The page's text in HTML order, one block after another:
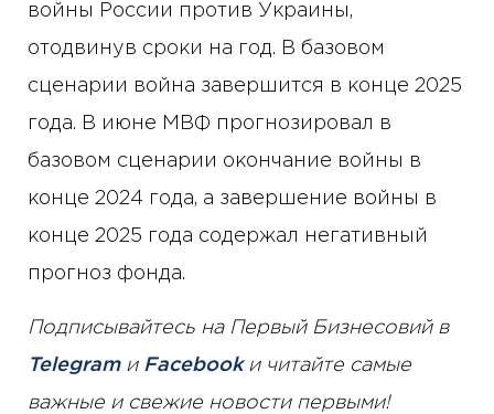
войны России против Украины,
отодвинув сроки на год. В базовом
сценарии война завершится в конце 2025
года. В июне МВФ прогнозировал в
базовом сценарии окончание войны в
конце 2024 года, а завершение войны в
конце 2025 года содержал негативный
прогноз фонда.
Подписывайтесь на Первый Бизнесовий в
Telegramи Facebookи читайте самые
важные и свежие новости первыми!